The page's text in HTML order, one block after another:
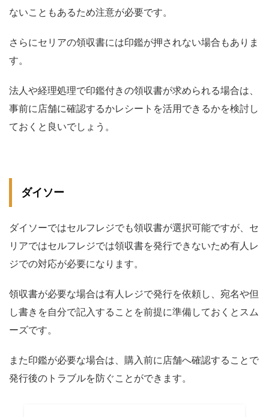
ないこともあるため注意が必要です。
さらにセリアの領収書には印鑑が押されない場合もありま
す。
法人や経理処理で印鑑付きの領収書が求められる場合は、
事前に店舗に確認するかレシートを活用できるかを検討し
ておくと良いでしょう。
ダイソー
ダイソーではセルフレジでも領収書が選択可能ですが、セ
リアではセルフレジでは領収書を発行できないため有人レ
ジでの対応が必要になります。
領収書が必要な場合は有人レジで発行を依頼し、宛名や但
し書きを自分で記入することを前提に準備しておくとスム
ーズです。
また印鑑が必要な場合は、購入前に店舗へ確認することで
発行後のトラブルを防ぐことができます。